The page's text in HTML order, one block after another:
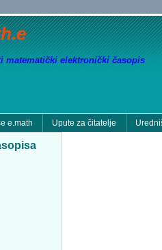
matematički elektronički časopis
e.math Upute za čitatelje